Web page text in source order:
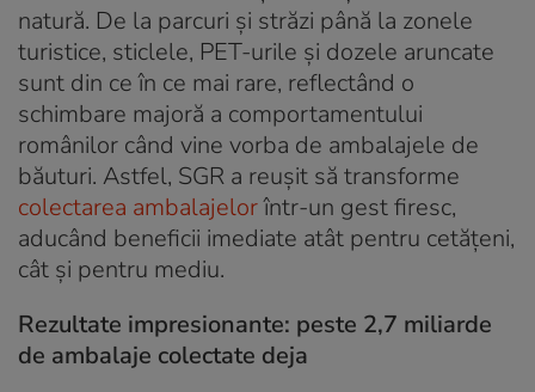
natură. De la parcuri și străzi până la zonele
turistice, sticlele, PET-urile și dozele aruncate
sunt din ce în ce mai rare, reflectând o
schimbare majoră a comportamentului
românilor când vine vorba de ambalajele de
băuturi. Astfel, SGR a reușit să transforme
colectarea ambalajelorîntr-un gest firesc,
aducând beneficii imediate atât pentru cetățeni,
cât și pentru mediu.
Rezultate impresionante: peste 2,7 miliarde
de ambalaje colectate deja